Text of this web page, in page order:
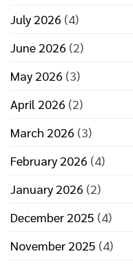
July 2026 (4)
June 2026 (2)
May 2026 (3)
April 2026 (2)
March 2026 (3)
February 2026 (4)
January 2026 (2)
December 2025 (4)
November 2025 (4)